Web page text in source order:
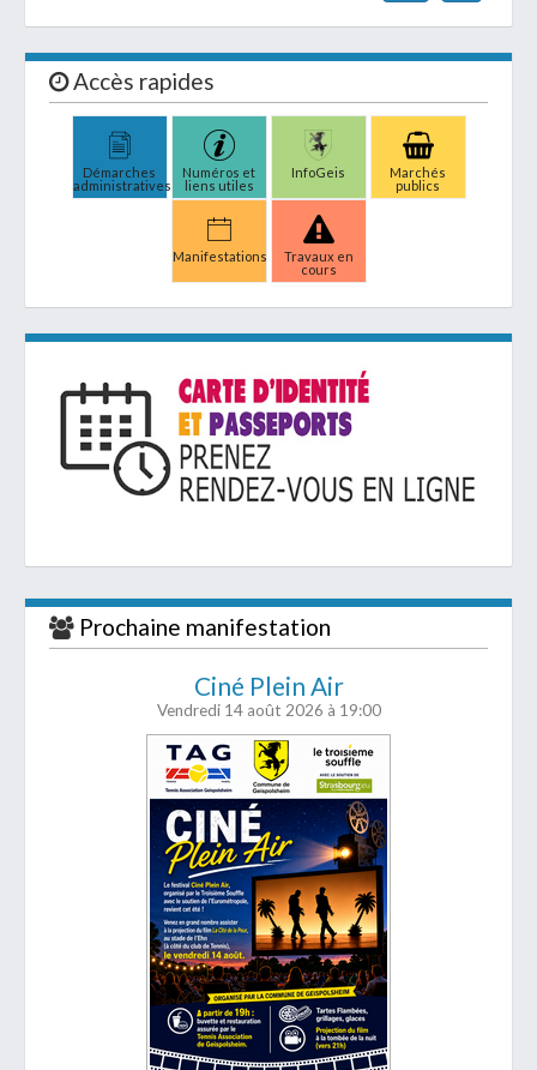
Accès rapides
Démarches
administratives
Numéros et
liens utiles
InfoGeis
Marchés
publics
Manifestations
Travaux en
cours
Prochaine manifestation
Ciné Plein Air
Vendredi 14 août 2026 à 19:00